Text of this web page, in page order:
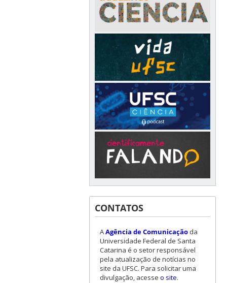
CONTATOS
AAgência de Comunicaçãoda
Universidade Federal de Santa
Catarina é o setor responsável
pela atualização de notícias no
site da UFSC. Para solicitar uma
divulgação, acesse o site.